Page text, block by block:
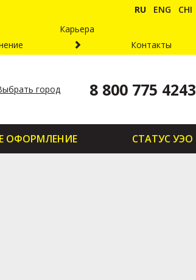
RU ENG
CHI
Карьера
Контакты
город 8 800 775 4243
ОФОРМЛЕНИЕ СТАТУС УЭО